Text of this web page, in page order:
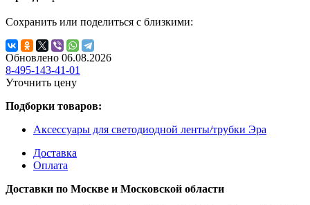
Сохранить или поделиться с близкими:
Обновлено 06.08.2026
8-495-143-41-01
Уточнить цену
Подборки товаров:
Аксессуары для светодиодной ленты/трубки Эра
Доставка
Оплата
Доставки по Москве и Московской области